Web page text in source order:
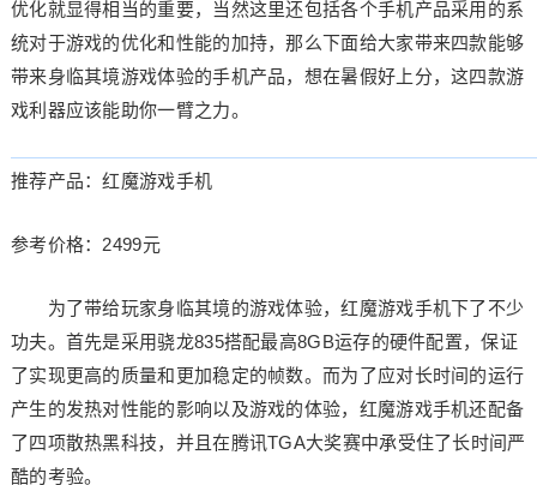
优化就显得相当的重要，当然这里还包括各个手机产品采用的系
统对于游戏的优化和性能的加持，那么下面给大家带来四款能够
带来身临其境游戏体验的手机产品，想在暑假好上分，这四款游
戏利器应该能助你一臂之力。
推荐产品：红魔游戏手机
参考价格：2499元
为了带给玩家身临其境的游戏体验，红魔游戏手机下了不少
功夫。首先是采用骁龙835搭配最高8GB运存的硬件配置，保证
了实现更高的质量和更加稳定的帧数。而为了应对长时间的运行
产生的发热对性能的影响以及游戏的体验，红魔游戏手机还配备
了四项散热黑科技，并且在腾讯TGA大奖赛中承受住了长时间严
酷的考验。